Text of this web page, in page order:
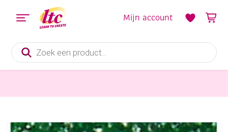
Producten
zoeken
Mijn account